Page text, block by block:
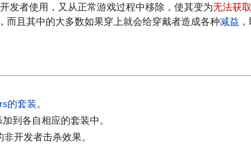
发者使用，又从正常游戏过程中移除，使其变为无法获取
而且其中的大多数如果穿上就会给穿戴者造成各种减益
的套装。
加到各自相应的套装中。
开发者击杀效果。